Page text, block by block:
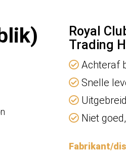
Royal
Trading
Achteraf
Snelle
Niet
Fabrikant/